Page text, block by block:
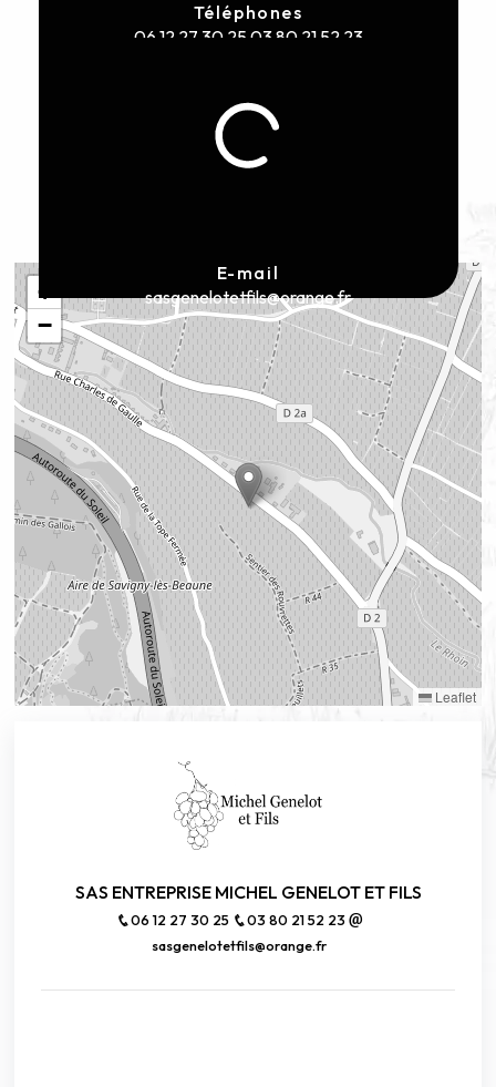
Téléphones
06 12 27 30 25 03 80 21 52 23
E-mail
sasgenelotetfils@orange.fr
+
−
Leaflet
SAS ENTREPRISE MICHEL GENELOT ET FILS
06 12 27 30 25
03 80 21 52 23
sasgenelotetfils@orange.fr